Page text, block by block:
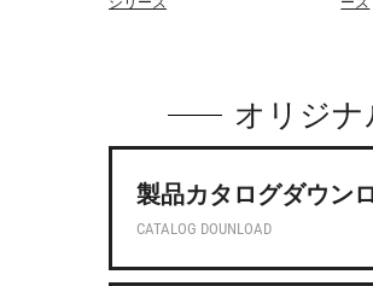
オリジナ
製品カタログダウン
CATALOG DOUNLOAD